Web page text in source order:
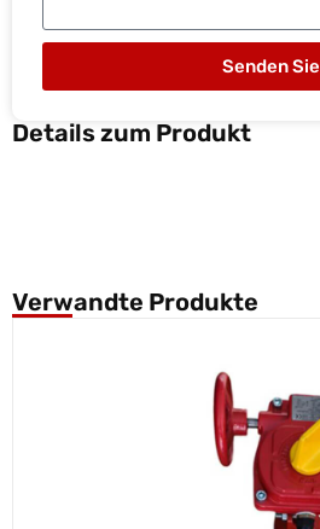
Senden Sie
Details zum Produkt
Verwandte Produkte